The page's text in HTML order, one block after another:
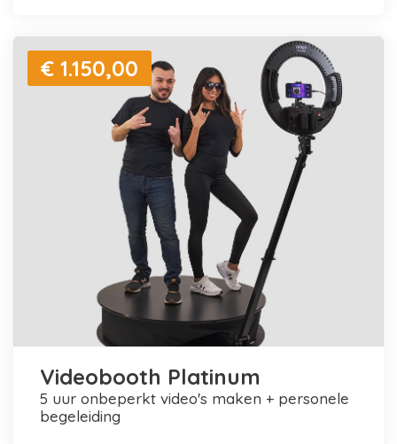
€ 1.150,00
Videobooth Platinum
5 uur onbeperkt video's maken + personele
begeleiding